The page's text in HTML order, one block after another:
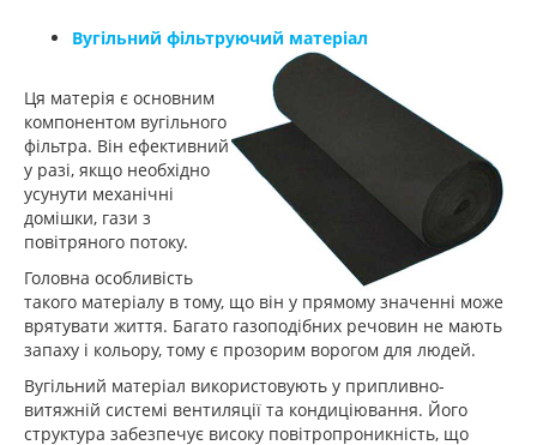
Вугільний фільтруючий матеріал
Ця матерія є основним
компонентом вугільного
фільтра. Він ефективний
у разі, якщо необхідно
усунути механічні
домішки, гази з
повітряного потоку.
Головна особливість
такого матеріалу в тому, що він у прямому значенні може
врятувати життя. Багато газоподібних речовин не мають
запаху і кольору, тому є прозорим ворогом для людей.
Вугільний матеріал використовують у припливно-
витяжній системі вентиляції та кондиціювання. Його
структура забезпечує високу повітропроникність, що